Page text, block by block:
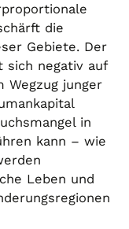
die
Gebiete. Der
negativ auf
Wegzug junger
in
kann – wie
Leben und